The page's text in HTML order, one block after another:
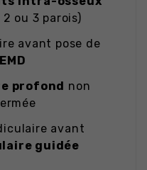
ou 3 parois)
avant pose de
profond non
avant
guidée